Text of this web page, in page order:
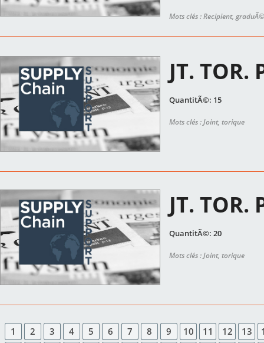
Mots clés : Recipient, graduÃ©
JT. TOR.
QuantitÃ©: 15
Mots clés : Joint, torique
JT. TOR.
QuantitÃ©: 20
Mots clés : Joint, torique
1 2 3 4 5 6 7 8 9 10 11 12 13